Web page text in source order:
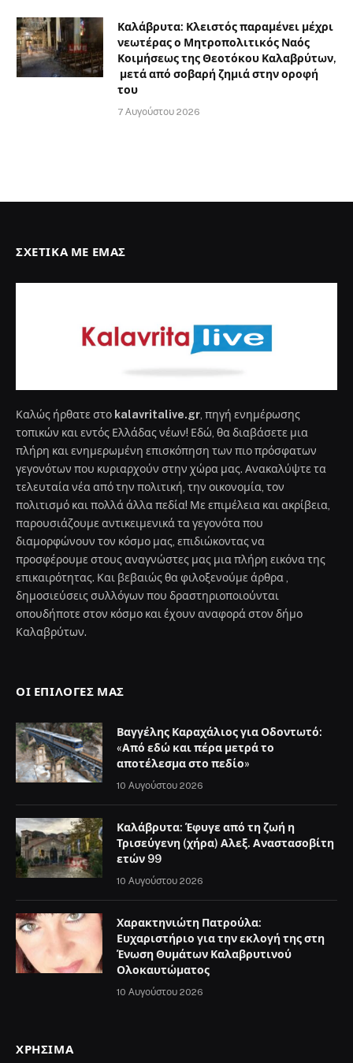
Καλάβρυτα: Κλειστός παραμένει μέχρι
νεωτέρας ο Μητροπολιτικός Ναός
Κοιμήσεως της Θεοτόκου Καλαβρύτων,
μετά από σοβαρή ζημιά στην οροφή
του
7 Αυγούστου 2026
ΣΧΕΤΙΚΆ ΜΕ ΕΜΆΣ
Καλώς ήρθατε στο kalavritalive.gr , πηγή ενημέρωσης
τοπικών και εντός Ελλάδας νέων! Εδώ, θα διαβάσετε μια
πλήρη και ενημερωμένη επισκόπηση των πιο πρόσφατων
γεγονότων που κυριαρχούν στην χώρα μας. Ανακαλύψτε τα
τελευταία νέα από την πολιτική, την οικονομία, τον
πολιτισμό και πολλά άλλα πεδία! Με επιμέλεια και ακρίβεια,
παρουσιάζουμε αντικειμενικά τα γεγονότα που
διαμορφώνουν τον κόσμο μας, επιδιώκοντας να
προσφέρουμε στους αναγνώστες μας μια πλήρη εικόνα της
επικαιρότητας. Και βεβαιώς θα φιλοξενούμε άρθρα ,
δημοσιεύσεις συλλόγων που δραστηριοποιούνται
οπουδήποτε στον κόσμο και έχουν αναφορά στον δήμο
Καλαβρύτων.
ΟΙ ΕΠΙΛΟΓΈΣ ΜΑΣ
Βαγγέλης Καραχάλιος για Οδοντωτό:
«Από εδώ και πέρα μετρά το
αποτέλεσμα στο πεδίο»
10 Αυγούστου 2026
Καλάβρυτα: Έφυγε από τη ζωή η
Τρισεύγενη (χήρα) Αλεξ. Αναστασοβίτη
ετών 99
10 Αυγούστου 2026
Χαρακτηνιώτη Πατρούλα:
Ευχαριστήριο για την εκλογή της στη
Ένωση Θυμάτων Καλαβρυτινού
Ολοκαυτώματος
10 Αυγούστου 2026
ΧΡΉΣΙΜΑ